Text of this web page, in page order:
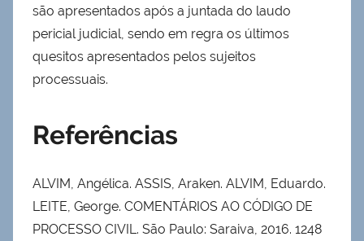
são apresentados após a juntada do laudo
pericial judicial, sendo em regra os últimos
quesitos apresentados pelos sujeitos
processuais.
Referências
ALVIM, Angélica. ASSIS, Araken. ALVIM, Eduardo.
LEITE, George. COMENTÁRIOS AO CÓDIGO DE
PROCESSO CIVIL. São Paulo: Saraiva, 2016. 1248